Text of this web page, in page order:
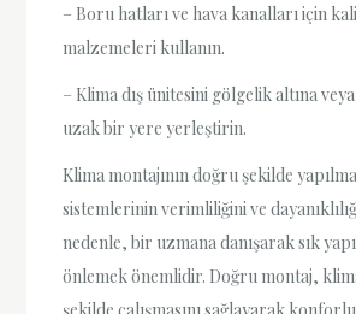
– Boru hatları ve hava kanalları için
malzemeleri kullanın.
– Klima dış ünitesini gölgelik altına veya
uzak bir yere yerleştirin.
Klima montajının doğru şekilde
sistemlerinin verimliliğini ve
nedenle, bir uzmana danışarak sık
önlemek önemlidir. Doğru montaj,